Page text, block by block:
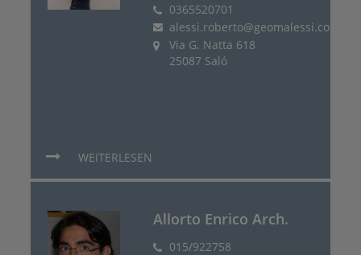
0365520701
alessi.roberto@geomalessi.com
Via G. Natta 618
25087 Saló
WEITERLESEN
Allorto Enrico Arch.
015/922758